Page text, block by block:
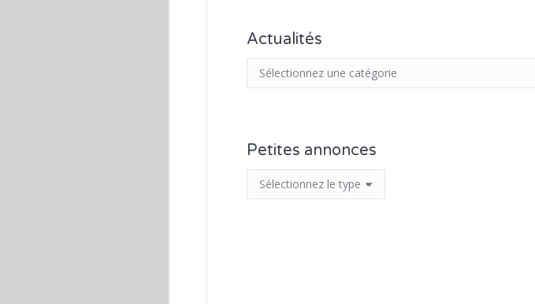
Actualités
Petites annonces